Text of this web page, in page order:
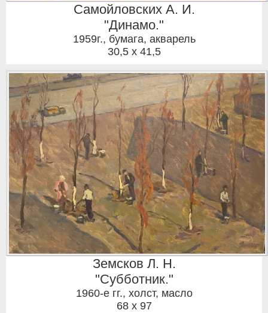
Самойловских А. И.
"Динамо."
1959г., бумага, акварель
30,5 x 41,5
Земсков Л. Н.
"Субботник."
1960-е гг., холст, масло
68 x 97